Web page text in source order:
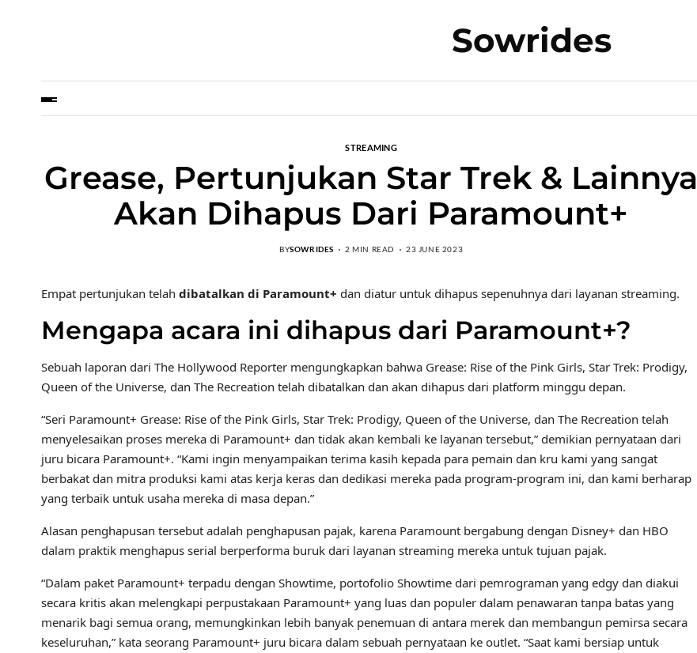
Sowrides
STREAMING
Grease, Pertunjukan Star Trek & Lainnya
Akan Dihapus Dari Paramount+
BYSOWRIDES 2 MIN READ 23 JUNE 2023
Empat pertunjukan telah dibatalkan di Paramount+ dan diatur untuk dihapus sepenuhnya dari layanan streaming.
Mengapa acara ini dihapus dari Paramount+?
Sebuah laporan dari The Hollywood Reporter mengungkapkan bahwa Grease: Rise of the Pink Girls, Star Trek: Prodigy,
Queen of the Universe, dan The Recreation telah dibatalkan dan akan dihapus dari platform minggu depan.
“Seri Paramount+ Grease: Rise of the Pink Girls, Star Trek: Prodigy, Queen of the Universe, dan The Recreation telah
menyelesaikan proses mereka di Paramount+ dan tidak akan kembali ke layanan tersebut,” demikian pernyataan dari
juru bicara Paramount+. “Kami ingin menyampaikan terima kasih kepada para pemain dan kru kami yang sangat
berbakat dan mitra produksi kami atas kerja keras dan dedikasi mereka pada program-program ini, dan kami berharap
yang terbaik untuk usaha mereka di masa depan.”
Alasan penghapusan tersebut adalah penghapusan pajak, karena Paramount bergabung dengan Disney+ dan HBO
dalam praktik menghapus serial berperforma buruk dari layanan streaming mereka untuk tujuan pajak.
“Dalam paket Paramount+ terpadu dengan Showtime, portofolio Showtime dari pemrograman yang edgy dan diakui
secara kritis akan melengkapi perpustakaan Paramount+ yang luas dan populer dalam penawaran tanpa batas yang
menarik bagi semua orang, memungkinkan lebih banyak penemuan di antara merek dan membangun pemirsa secara
keseluruhan,” kata seorang Paramount+ juru bicara dalam sebuah pernyataan ke outlet. “Saat kami bersiap untuk